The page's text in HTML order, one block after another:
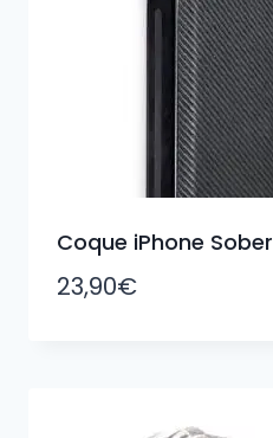
Coque iPhone Sober
23,90€